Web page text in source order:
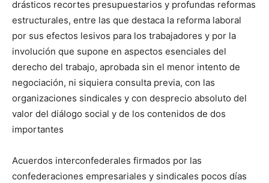
drásticos recortes presupuestarios y profundas reformas
estructurales, entre las que destaca la reforma laboral
por sus efectos lesivos para los trabajadores y por la
involución que supone en aspectos esenciales del
derecho del trabajo, aprobada sin el menor intento de
negociación, ni siquiera consulta previa, con las
organizaciones sindicales y con desprecio absoluto del
valor del diálogo social y de los contenidos de dos
importantes
Acuerdos interconfederales firmados por las
confederaciones empresariales y sindicales pocos días